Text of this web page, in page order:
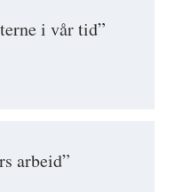
i vår tid”
arbeid”